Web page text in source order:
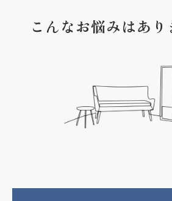
こんなお悩みはあり